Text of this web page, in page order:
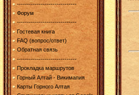
------------------------------
Форум
------------------------------
Гостевая книга
FAQ (вопрос/ответ)
Обратная связь
------------------------------
Прокладка маршрутов
Горный Алтай - Викимапия
Карты Горного Алтая